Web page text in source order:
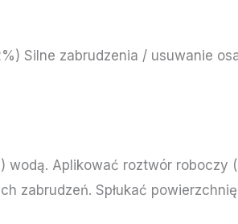
Silne zabrudzenia / usuwanie
Aplikować roztwór roboczy
zabrudzeń. Spłukać